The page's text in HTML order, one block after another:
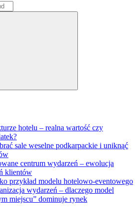
hotelu – realna wartość czy
sale weselne podkarpackie i uniknąć
centrum wydarzeń – ewolucja
klientów
przykład modelu hotelowo-eventowego
wydarzeń – dlaczego model
miejscu” dominuje rynek